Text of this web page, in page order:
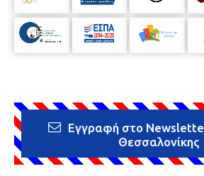
Εγγραφή στο
Θεσσαλονίκης